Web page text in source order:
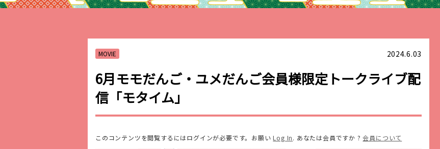
MOVIE 2024.6.03
6月モモだんご・ユメだんご会員様限定トークライブ配
信「モタイム」
このコンテンツを閲覧するにはログインが必要です。お願いLog In. あなたは会員ですか ?会員について